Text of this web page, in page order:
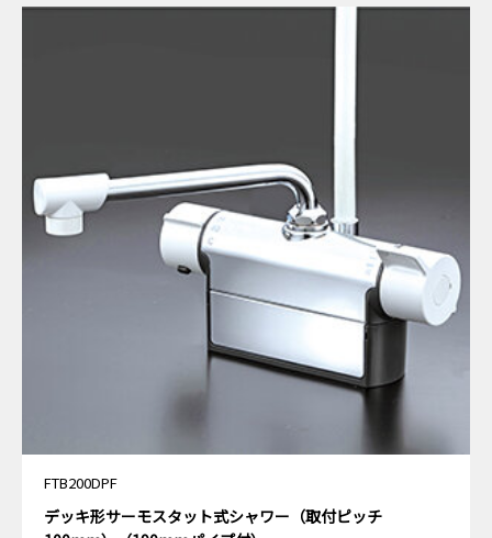
FTB200DPF
デッキ形サーモスタット式シャワー（取付ピッチ